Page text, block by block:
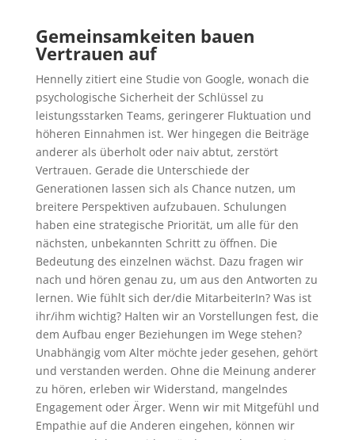
Gemeinsamkeiten bauen
Vertrauen auf
Hennelly zitiert eine Studie von Google, wonach die
psychologische Sicherheit der Schlüssel zu
leistungsstarken Teams, geringerer Fluktuation und
höheren Einnahmen ist. Wer hingegen die Beiträge
anderer als überholt oder naiv abtut, zerstört
Vertrauen. Gerade die Unterschiede der
Generationen lassen sich als Chance nutzen, um
breitere Perspektiven aufzubauen. Schulungen
haben eine strategische Priorität, um alle für den
nächsten, unbekannten Schritt zu öffnen. Die
Bedeutung des einzelnen wächst. Dazu fragen wir
nach und hören genau zu, um aus den Antworten zu
lernen. Wie fühlt sich der/die MitarbeiterIn? Was ist
ihr/ihm wichtig? Halten wir an Vorstellungen fest, die
dem Aufbau enger Beziehungen im Wege stehen?
Unabhängig vom Alter möchte jeder gesehen, gehört
und verstanden werden. Ohne die Meinung anderer
zu hören, erleben wir Widerstand, mangelndes
Engagement oder Ärger. Wenn wir mit Mitgefühl und
Empathie auf die Anderen eingehen, können wir